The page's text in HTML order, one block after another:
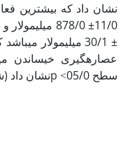
نشان داد که بیشترین
± 30/1 میلی‏مولار
عصاره‏گیری خیساندن
سطح 05/0˂ pنشان داد (شکل 1).